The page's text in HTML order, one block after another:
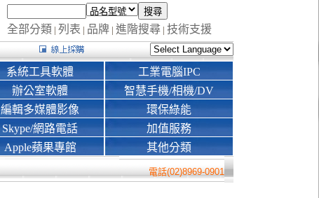
全部分類 | 列表 | 品牌 | 進階搜尋 | 技術支援
系統工具軟體
辦公室軟體
編輯多媒體影像
Skype/網路電話
Apple蘋果專館
工業電腦IPC
智慧手機/相機/DV
環保綠能
加值服務
其他分類
電話(02)8969-0901